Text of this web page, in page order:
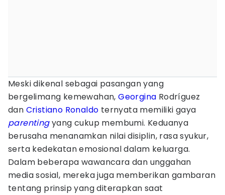
Meski dikenal sebagai pasangan yang
bergelimang kemewahan,Georgina Rodríguez
dan Cristiano Ronaldo ternyata memiliki gaya
parentingyang cukup membumi. Keduanya
berusaha menanamkan nilai disiplin, rasa syukur,
serta kedekatan emosional dalam keluarga.
Dalam beberapa wawancara dan unggahan
media sosial, mereka juga memberikan gambaran
tentang prinsip yang diterapkan saat